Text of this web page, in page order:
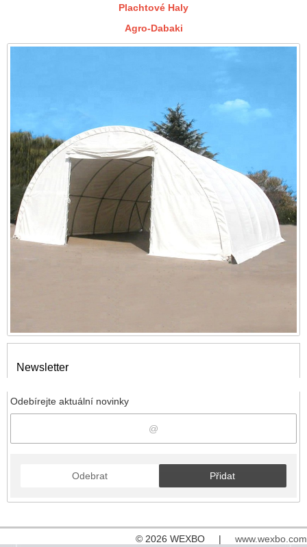
Plachtové Haly
Agro-Dabaki
Newsletter
Odebírejte aktuální novinky
Odebrat Přidat
© 2026 WEXBO | www.wexbo.com